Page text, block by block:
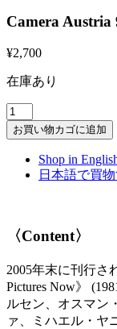
Camera Austria
¥2,700
在庫あり
Camera
Austria
92/2005
お買い物カゴに追加
Shop in
日本語で買
〈Content〉
2005年末に刊行さ
Pictures Now》
ルセン、オスマン
ァ、ミハエル・ヤ